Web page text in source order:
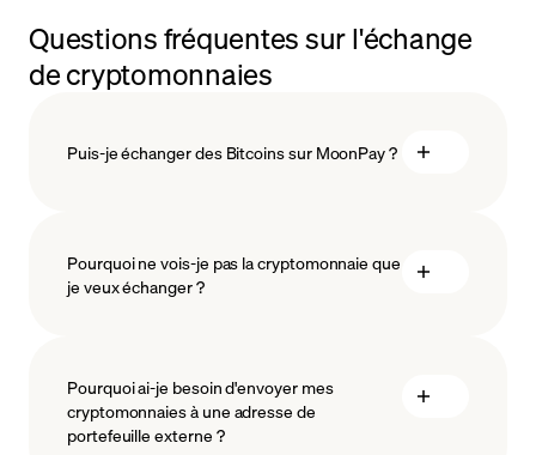
Questions fréquentes sur l'échange
de cryptomonnaies
Puis-je échanger des Bitcoins sur MoonPay ?
Pourquoi ne vois-je pas la cryptomonnaie que
je veux échanger ?
Pourquoi ai-je besoin d'envoyer mes
cryptomonnaies à une adresse de
portefeuille externe ?